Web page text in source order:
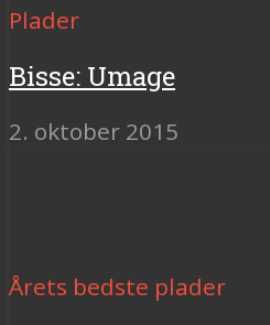
Plader
Bisse: Umage
2. oktober 2015
Årets bedste plader